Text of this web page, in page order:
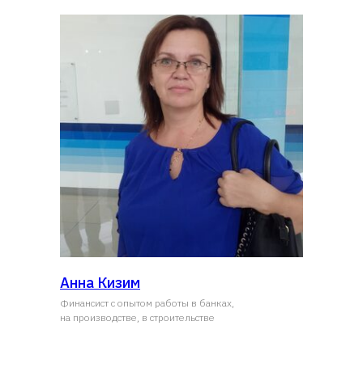
Анна Кизим
Финансист с опытом работы в банках,
на производстве, в строительстве